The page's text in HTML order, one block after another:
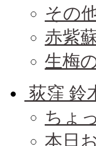
その
赤紫
生梅
荻窪 鈴
ちょ
本日